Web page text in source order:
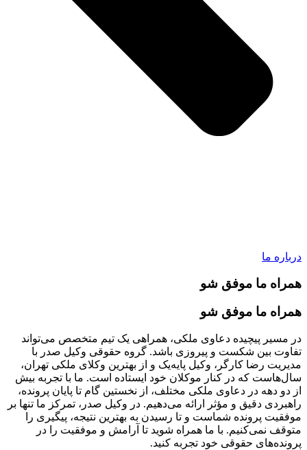
درباره ما
همراه ما موفق شو
همراه ما موفق شو
در مسیر پیچیده دعاوی ملکی، همراهی یک تیم متخصص می‌تواند
تفاوت بین شکست و پیروزی باشد. گروه حقوقی وکیل صدر با
مدیریت رضا کارگر، وکیل پایه‌یک و از بهترین وکلای ملکی تهران،
سال‌هاست که در کنار موکلان خود ایستاده است. ما با تجربه بیش
از دو دهه در دعاوی ملکی مختلف، از نخستین گام تا پایان پرونده،
راهبردی دقیق و مؤثر ارائه می‌دهیم. در وکیل صدر، تمرکز ما تنها بر
موفقیت پرونده شماست و تا رسیدن به بهترین نتیجه، پیگیری را
متوقف نمی‌کنیم. با ما همراه شوید تا آرامش و موفقیت را در
پرونده‌های حقوقی خود تجربه کنید.